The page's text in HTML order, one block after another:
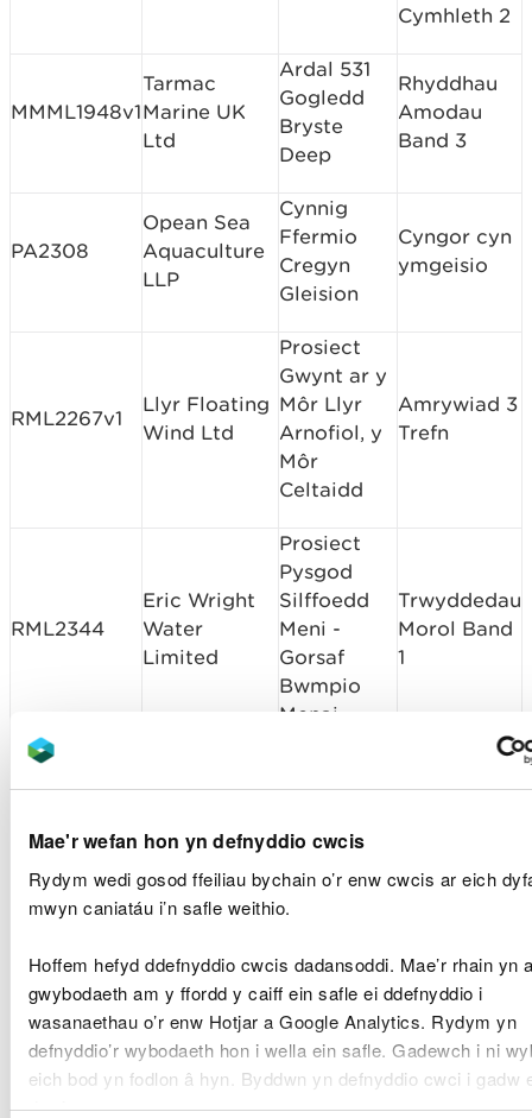
Mae'r wefan hon yn defnyddio cwcis
Rydym wedi gosod ffeiliau bychain o’r enw cwcis ar eich
mwyn caniatáu i’n safle weithio.
Hoffem hefyd ddefnyddio cwcis dadansoddi. Mae’r rhain yn
gwybodaeth am y ffordd y caiff ein safle ei ddefnyddio i
wasanaethau o’r enw Hotjar a Google Analytics. Rydym yn
defnyddio’r wybodaeth hon i wella ein safle. Gadewch i ni
eich bod yn fodlon â hyn. Byddwn yn defnyddio cwci i gadw
dewis.
Cymhleth 2
MMML1948v1
Tarmac
Marine UK
Ltd
Ardal 531
Gogledd
Bryste
Deep
Rhyddhau
Amodau
Band 3
PA2308
Opean Sea
Aquaculture
LLP
Cynnig
Ffermio
Cregyn
Gleision
Cyngor cyn
ymgeisio
RML2267v1
Llyr Floating
Wind Ltd
Prosiect
Gwynt ar y
Môr Llyr
Arnofiol, y
Môr
Celtaidd
Amrywiad 3
Trefn
RML2344
Eric Wright
Water
Limited
Prosiect
Pysgod
Silffoedd
Meni -
Gorsaf
Bwmpio
Menai
Trwyddedau
Morol Band
1
RML2347
Asiant
De Cymru
(SWTRA)
Sefydliad
Cerrig
Castell-
nedd
RML2348
Dŵr
Cymru/Welsh
Water
Gorsaf
bwmpio
ganolog,
Dwyrain
Caerdydd
Trwyddedau
Morol Band
1